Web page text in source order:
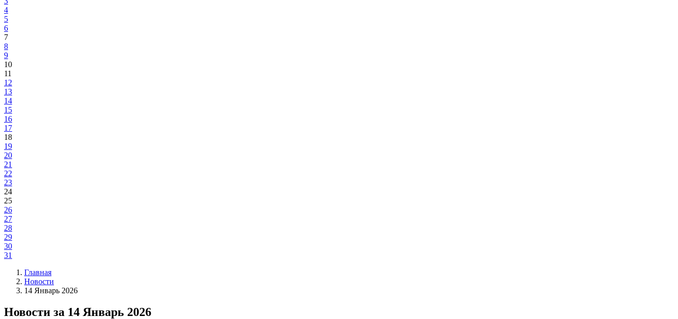
4
5
6
7
8
9
10
11
12
13
14
15
16
17
18
19
20
21
22
23
24
25
26
27
28
29
30
31
Главная
Новости
14 Январь 2026
Новости за 14 Январь 2026